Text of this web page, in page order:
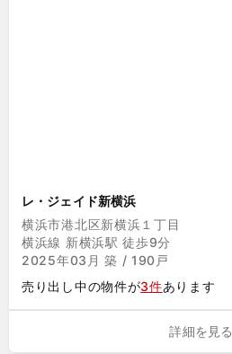
レ・ジェイド新横浜
横浜市港北区新横浜１丁目
横浜線 新横浜駅 徒歩9分
2025年03月 築 / 190戸
売り出し中の物件が3件あります
詳細を見る